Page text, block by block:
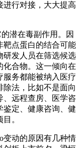
进行对接，大大提高
潜在毒副作用。因
靶点蛋白的结合可能
研发人员在筛选候选
化合物。这一倾向在
服务都能被纳入医疗
除法，比如不是面向
、远程查房、医学咨
鉴定、健康咨询、健
。
变动的原因有几种情